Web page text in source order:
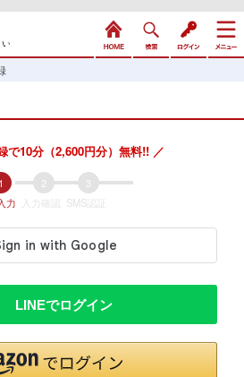
で10分（2,600円分）無料!! ／
力 入力確認 SMS認証
LINEでログイン